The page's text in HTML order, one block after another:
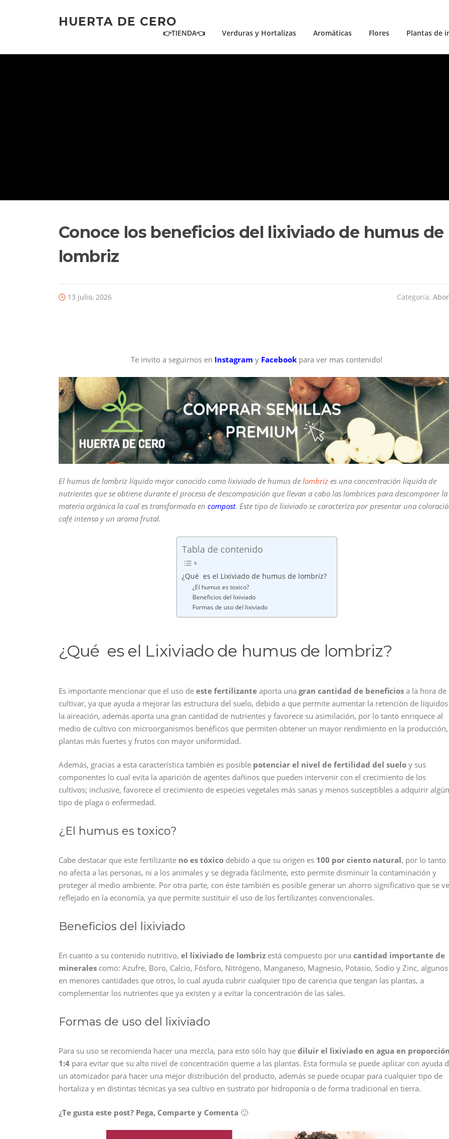
HUERTA DE CERO
👉TIENDA👈 Verduras y Hortalizas Aromáticas Flores Plantas de
Conoce los beneficios del lixiviado de humus de
lombriz
13 julio, 2026 Categoría:
Te invito a seguirnos en Instagram y Facebook para ver mas contenido!
El humus de lombriz líquido mejor conocido como lixiviado de humus de lombriz es una concentración líquida de
nutrientes que se obtiene durante el proceso de descomposición que llevan a cabo las lombrices para descomponer la
materia orgánica la cual es transformada en compost. Este tipo de lixiviado se caracteriza por presentar una
café intensa y un aroma frutal.
Tabla de contenido
¿Qué es el Lixiviado de humus de lombriz?
¿El humus es toxico?
Beneficios del lixiviado
Formas de uso del lixiviado
¿Qué es el Lixiviado de humus de lombriz?
Es importante mencionar que el uso de este fertilizante aporta una gran cantidad de beneficios a la hora de
cultivar, ya que ayuda a mejorar las estructura del suelo, debido a que permite aumentar la retención de
la aireación, además aporta una gran cantidad de nutrientes y favorece su asimilación, por lo tanto enriquece al
medio de cultivo con microorganismos benéficos que permiten obtener un mayor rendimiento en la producción,
plantas más fuertes y frutos con mayor uniformidad.
Además, gracias a esta característica también es posible potenciar el nivel de fertilidad del suelo y sus
componentes lo cual evita la aparición de agentes dañinos que pueden intervenir con el crecimiento de los
cultivos; inclusive, favorece el crecimiento de especies vegetales más sanas y menos susceptibles a adquirir algún
tipo de plaga o enfermedad.
¿El humus es toxico?
Cabe destacar que este fertilizante no es tóxico debido a que su origen es 100 por ciento natural, por lo tanto
no afecta a las personas, ni a los animales y se degrada fácilmente, esto permite disminuir la contaminación y
proteger al medio ambiente. Por otra parte, con éste también es posible generar un ahorro significativo que se ve
reflejado en la economía, ya que permite sustituir el uso de los fertilizantes convencionales.
Beneficios del lixiviado
En cuanto a su contenido nutritivo, el lixiviado de lombriz está compuesto por una cantidad importante de
minerales como: Azufre, Boro, Calcio, Fósforo, Nitrógeno, Manganeso, Magnesio, Potasio, Sodio y Zinc, algunos
en menores cantidades que otros, lo cual ayuda cubrir cualquier tipo de carencia que tengan las plantas, a
complementar los nutrientes que ya existen y a evitar la concentración de las sales.
Formas de uso del lixiviado
Para su uso se recomienda hacer una mezcla, para esto sólo hay que diluir el lixiviado en agua en
1:4 para evitar que su alto nivel de concentración queme a las plantas. Esta formula se puede aplicar con ayuda
un atomizador para hacer una mejor distribución del producto, además se puede ocupar para cualquier tipo de
hortaliza y en distintas técnicas ya sea cultivo en sustrato por hidroponía o de forma tradicional en tierra.
¿Te gusta este post? Pega, Comparte y Comenta 🙂